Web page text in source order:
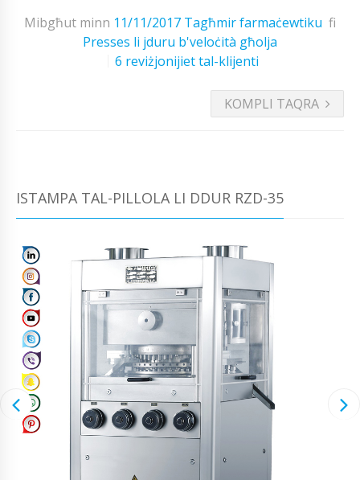
Mibgħut minn 11/11/2017 Tagħmir farmaċewtiku fi
Presses li jduru b'veloċità għolja
6 reviżjonijiet tal-klijenti
KOMPLI TAQRA
ISTAMPA TAL-PILLOLA LI DDUR RZD-35